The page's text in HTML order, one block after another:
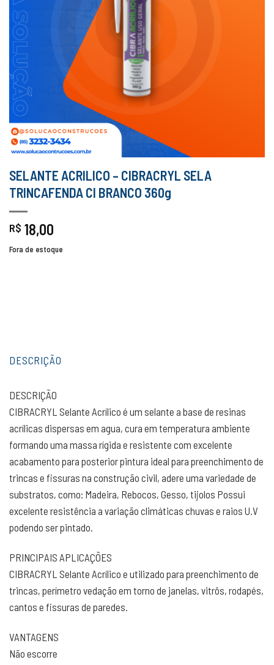
SELANTE ACRILICO – CIBRACRYL SELA
TRINCAFENDA CI BRANCO 360g
R$ 18,00
Fora de estoque
DESCRIÇÃO
DESCRIÇÃO
CIBRACRYL Selante Acrílico é um selante a base de resinas
acrílicas dispersas em agua, cura em temperatura ambiente
formando uma massa rígida e resistente com excelente
acabamento para posterior pintura ideal para preenchimento de
trincas e fissuras na construção civil, adere uma variedade de
substratos, como: Madeira, Rebocos, Gesso, tijolos Possui
excelente resistência a variação climáticas chuvas e raios U.V
podendo ser pintado.
PRINCIPAIS APLICAÇÕES
CIBRACRYL Selante Acrílico e utilizado para preenchimento de
trincas, perímetro vedação em torno de janelas, vitrôs, rodapés,
cantos e fissuras de paredes.
VANTAGENS
Não escorre